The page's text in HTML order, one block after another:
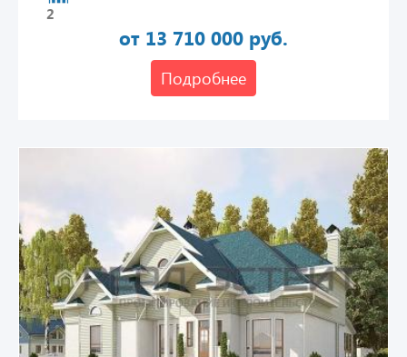
2
от 13 710 000 руб.
Подробнее